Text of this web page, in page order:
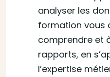
analyser les
formation vous
comprendre et
rapports, en
l’expertise